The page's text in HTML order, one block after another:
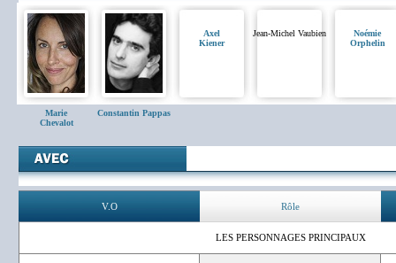
Marie
Chevalot
Constantin Pappas
Axel
Kiener
Jean-Michel Vaubien
Noémie
Orphelin
V.O Rôle
LES PERSONNAGES PRINCIPAUX